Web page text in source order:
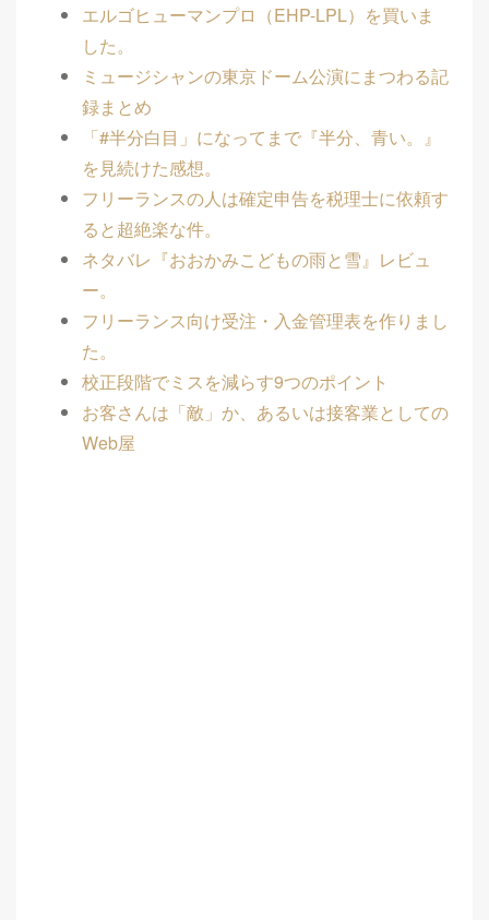
エルゴヒューマンプロ（EHP-LPL）を買いま
した。
ミュージシャンの東京ドーム公演にまつわる記
録まとめ
「#半分白目」になってまで『半分、青い。』
を見続けた感想。
フリーランスの人は確定申告を税理士に依頼す
ると超絶楽な件。
ネタバレ『おおかみこどもの雨と雪』レビュ
ー。
フリーランス向け受注・入金管理表を作りまし
た。
校正段階でミスを減らす9つのポイント
お客さんは「敵」か、あるいは接客業としての
Web屋